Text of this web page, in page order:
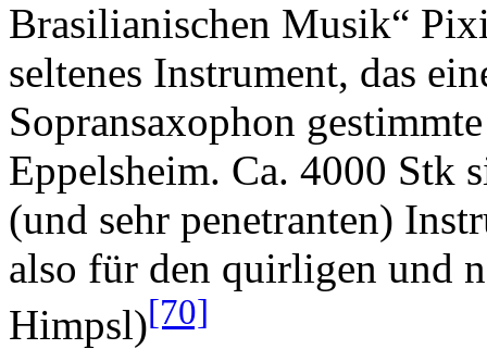
Brasilianischen Musik“
seltenes Instrument, das
Sopransaxophon
Eppelsheim. Ca. 4000 Stk
(und sehr penetranten)
also für den quirligen und
Himpsl)[70]